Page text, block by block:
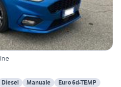
Diesel Manuale Euro 6d-TEMP